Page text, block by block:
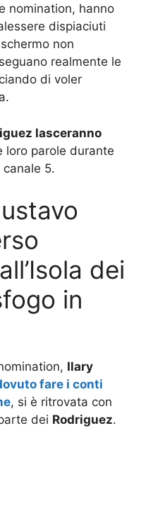
nomination, hanno
dispiaciuti
non
realmente le
di voler
lasceranno
loro parole durante
5.
dei
in
Ilary
fare i conti
, si è ritrovata con
dei Rodriguez.